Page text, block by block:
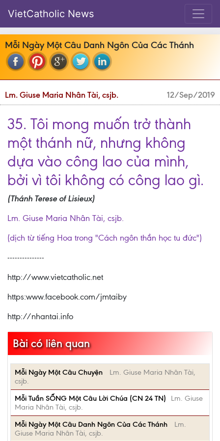
VietCatholic News
Mỗi Ngày Một Câu Danh Ngôn Của Các Thánh
Lm. Giuse Maria Nhân Tài, csjb. 12/Sep/2019
35. Tôi mong muốn trở thành
một thánh nữ, nhưng không
dựa vào công lao của mình,
bởi vì tôi không có công lao gì.
(Thánh Terese of Lisieux)
Lm. Giuse Maria Nhân Tài, csjb.
(dịch từ tiếng Hoa trong "Cách ngôn thần học tu đức")
---------------
http://www.vietcatholic.net
https:www.facebook.com/jmtaiby
http://nhantai.info
Bài có liên quan
Mỗi Ngày Một Câu Chuyện
Lm. Giuse Maria Nhân Tài,
csjb.
Mỗi Tuần SỐNG Một Câu Lời Chúa (CN 24 TN)
Lm. Giuse
Maria Nhân Tài, csjb.
Mỗi Ngày Một Câu Danh Ngôn Của Các Thánh
Lm.
Giuse Maria Nhân Tài, csjb.